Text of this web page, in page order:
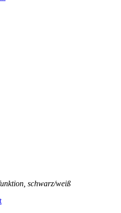
schwarz/weiß